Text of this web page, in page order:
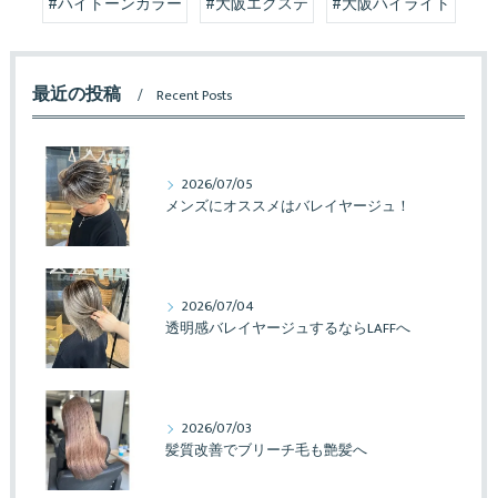
最近の投稿 Recent Posts
2026/07/05
メンズにオススメはバレイヤージュ！
2026/07/04
透明感バレイヤージュするならLAFFへ
2026/07/03
髪質改善でブリーチ毛も艶髪へ